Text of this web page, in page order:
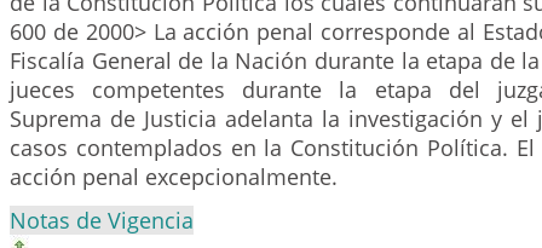
600 de 2000> La acción penal corresponde al
Fiscalía General de la Nación durante la etapa de
jueces competentes durante la etapa del
Suprema de Justicia adelanta la investigación y
casos contemplados en la Constitución Política.
acción penal excepcionalmente.
Notas de Vigencia